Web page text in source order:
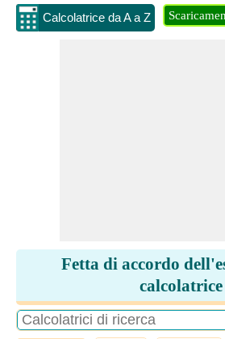
Calcolatrice da A a Z
Fetta di accordo
calcolatrice